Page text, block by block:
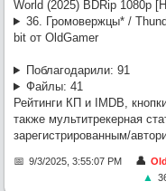
World (2025) BDRip 1080p
36. Громовержцы* /
bit от OldGamer
Поблагодарили: 91
Файлы: 41
Рейтинги КП и IMDB,
также мультитрекерная
зарегистрированным/
9/3/2025, 3:55:07 PM